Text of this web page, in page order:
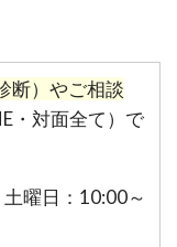
断）やご相談
・対面全て）で
曜日：10:00～